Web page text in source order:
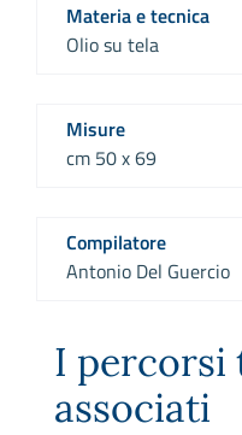
Materia e tecnica
Olio su tela
Misure
cm 50 x 69
Compilatore
Antonio Del Guercio
I percorsi
associati